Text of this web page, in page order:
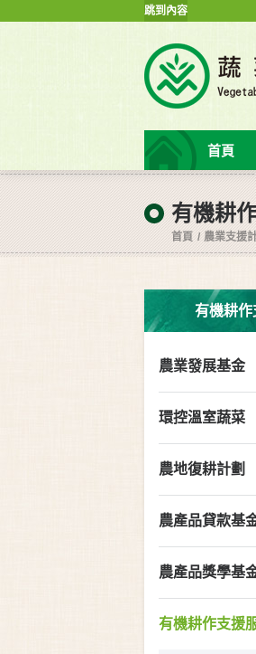
跳到內容
首頁
有機耕
首頁 農業支援
有機耕作
農業發展基金
環控溫室蔬菜
農地復耕計劃
農產品貸款基
農產品獎學基
有機耕作支援